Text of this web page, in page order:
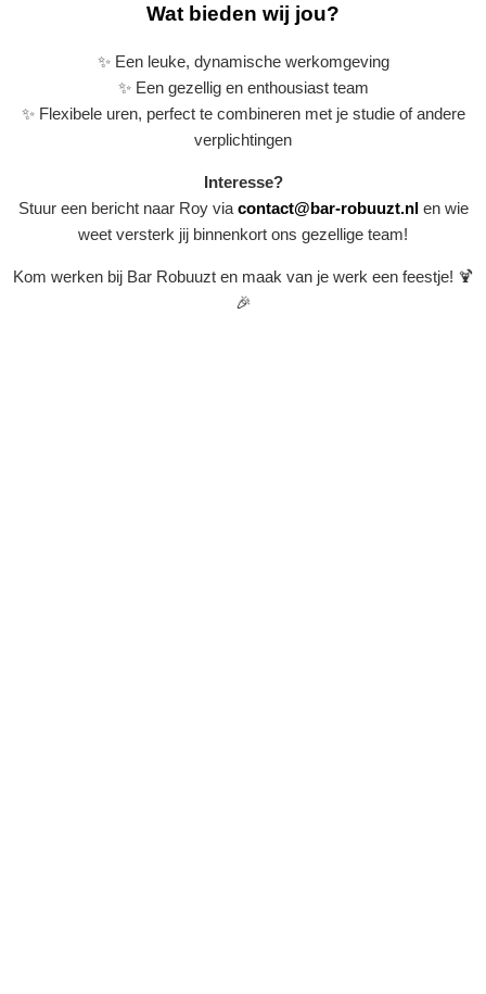
Wat bieden wij jou?
✨ Een leuke, dynamische werkomgeving
✨ Een gezellig en enthousiast team
✨ Flexibele uren, perfect te combineren met je studie of andere
verplichtingen
Interesse?
Stuur een bericht naar Roy via contact@bar-robuuzt.nlen wie
weet versterk jij binnenkort ons gezellige team!
Kom werken bij Bar Robuuzt en maak van je werk een feestje! 🍹
🎉